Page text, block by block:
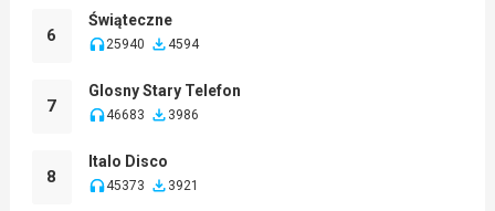
6
Świąteczne
25940 4594
7
Glosny Stary Telefon
46683 3986
8
Italo Disco
45373 3921